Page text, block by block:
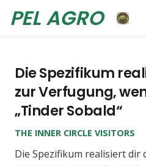
PEL AGRO
Die Spezifikum
zur Verfugung,
„Tinder Sobald“
THE INNER CIRCLE VISITORS
Die Spezifikum realisiert dir